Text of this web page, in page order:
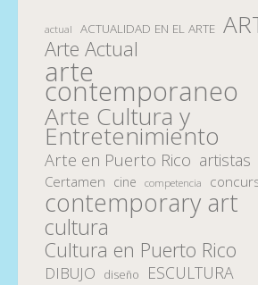
actual ACTUALIDAD EN EL ARTE
Arte Actual
arte
contemporaneo
Arte Cultura y
Entretenimiento
Arte en Puerto Rico artistas
Certamen cine competencia
contemporary art
cultura
Cultura en Puerto Rico
DIBUJO diseño ESCULTURA